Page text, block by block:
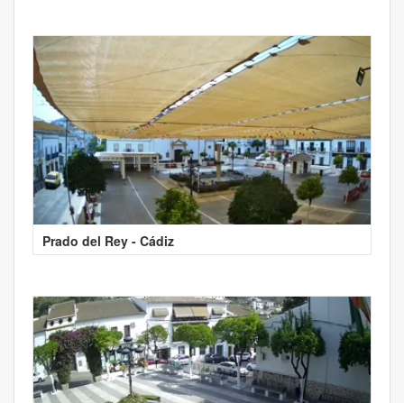
Prado del Rey - Cádiz